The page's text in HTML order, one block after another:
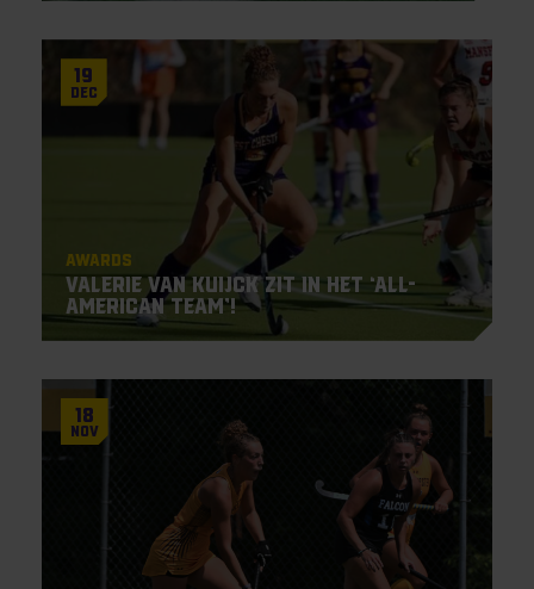
19
Dec
Awards
Valerie van Kuijck zit in het ‘All-
American Team’!
18
Nov